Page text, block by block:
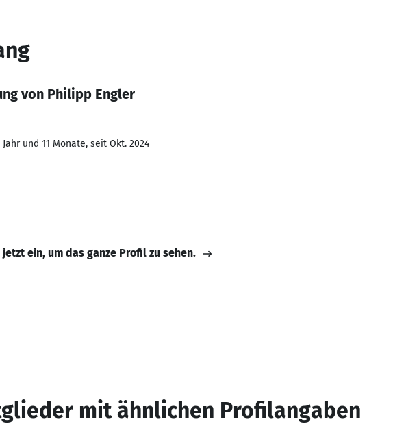
von Philipp Engler
Jahr und 11 Monate, seit Okt. 2024
jetzt ein, um das ganze Profil zu sehen.
mit ähnlichen Profilangaben